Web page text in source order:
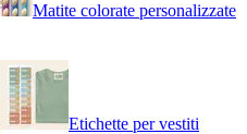
Matite colorate personalizzate
Etichette per vestiti